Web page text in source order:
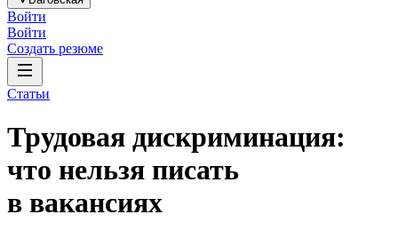
Войти
Войти
Создать резюме
Статьи
Трудовая дискриминация:
что нельзя писать
в вакансиях